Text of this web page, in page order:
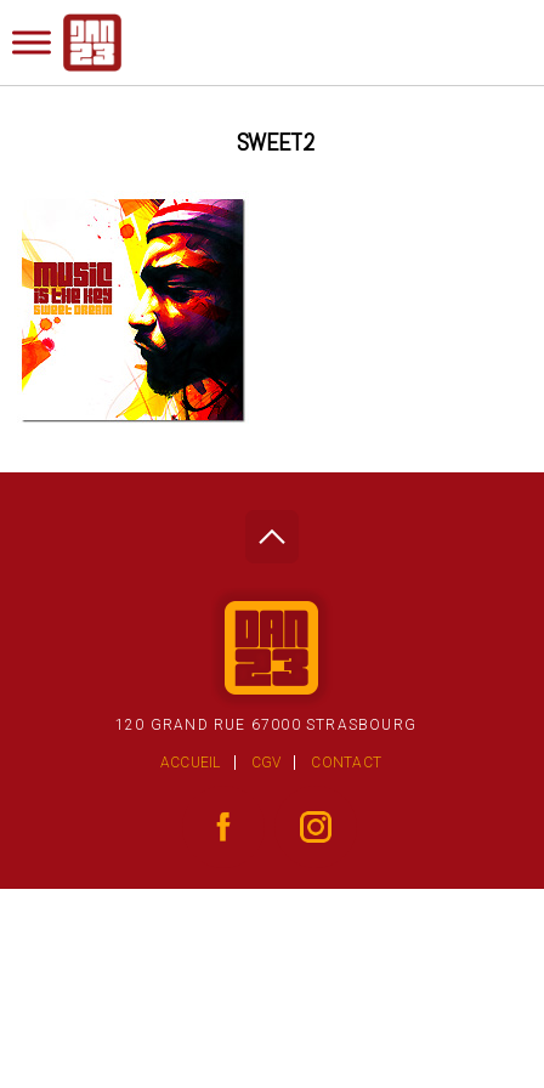
SWEET2
120 GRAND RUE 67000 STRASBOURG
ACCUEIL CGV CONTACT